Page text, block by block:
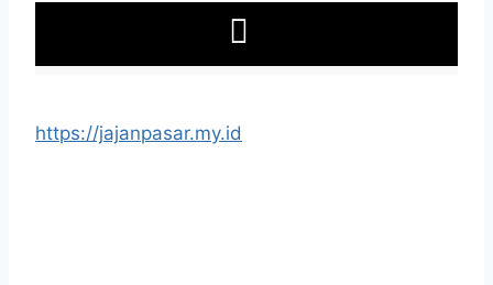
https://jajanpasar.my.id